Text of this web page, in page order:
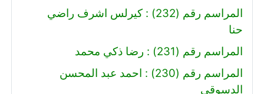
المراسم رقم (232) : كيرلس اشرف راضي
حنا
المراسم رقم (231) : رضا ذكي محمد
المراسم رقم (230) : احمد عبد المحسن
الدسوقي